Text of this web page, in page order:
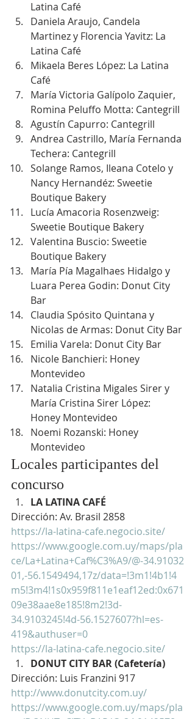
Latina Café
Daniela Araujo, Candela
Martinez y Florencia Yavitz: La
Latina Café
Mikaela Beres López: La Latina
Café
María Victoria Galípolo Zaquier,
Romina Peluffo Motta: Cantegrill
Agustín Capurro: Cantegrill
Andrea Castrillo, María Fernanda
Techera: Cantegrill
Solange Ramos, Ileana Cotelo y
Nancy Hernandéz: Sweetie
Boutique Bakery
Lucía Amacoria Rosenzweig:
Sweetie Boutique Bakery
Valentina Buscio: Sweetie
Boutique Bakery
María Pía Magalhaes Hidalgo y
Luara Perea Godin: Donut City
Bar
Claudia Spósito Quintana y
Nicolas de Armas: Donut City Bar
Emilia Varela: Donut City Bar
Nicole Banchieri: Honey
Montevideo
Natalia Cristina Migales Sirer y
María Cristina Sirer López:
Honey Montevideo
Noemi Rozanski: Honey
Montevideo
Locales participantes del
concurso
LA LATINA CAFÉ
Dirección: Av. Brasil 2858
https://la-latina-cafe.negocio.site/
https://www.google.com.uy/maps/pla
ce/La+Latina+Caf%C3%A9/@-34.91032
01,-56.1549494,17z/data=!3m1!4b1!4
m5!3m4!1s0x959f811e1eaf12ed:0x671
09e38aae8e185!8m2!3d-
34.9103245!4d-56.1527607?hl=es-
419&authuser=0
https://la-latina-cafe.negocio.site/
DONUT CITY BAR (Cafetería)
Dirección: Luis Franzini 917
http://www.donutcity.com.uy/
https://www.google.com.uy/maps/pla